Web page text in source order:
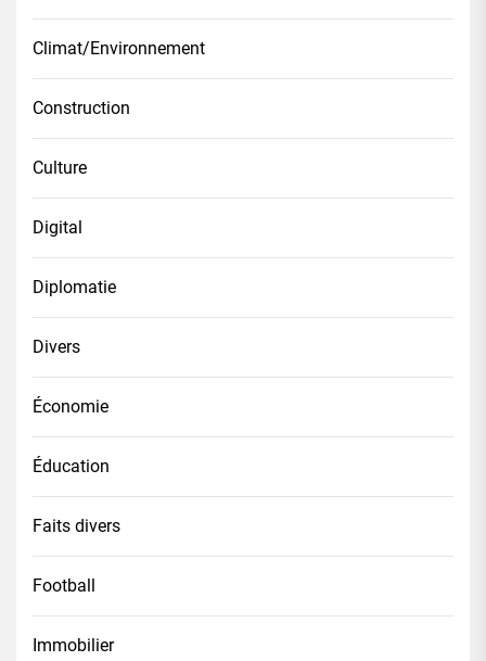
Climat/Environnement
Construction
Culture
Digital
Diplomatie
Divers
Économie
Éducation
Faits divers
Football
Immobilier